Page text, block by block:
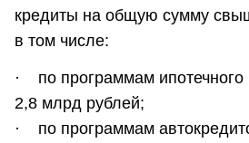
кредиты на общую сумму
в том числе:
· по программам ипотечного
2,8 млрд рублей;
· по программам